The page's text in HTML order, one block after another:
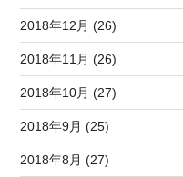
2018年12月 (26)
2018年11月 (26)
2018年10月 (27)
2018年9月 (25)
2018年8月 (27)